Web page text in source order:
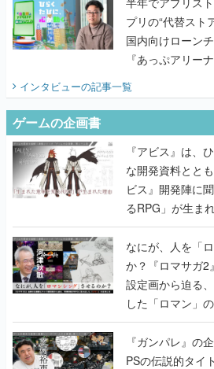
プリの“代替スト
国内向けローン
『あっぷアリー
インタビューの記事一覧
ゲームの企画書
『アビス』は、
な開発資料とと
ビス』開発陣に
るRPG」が生ま
書】
なにが、人を「
か？『ロマサガ2
設定画から迫る
した「ロマン」
書】
『ガンパレ』の
PSの伝説的タイ